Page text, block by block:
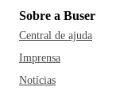
Sobre a Buser
Central de ajuda
Imprensa
Notícias